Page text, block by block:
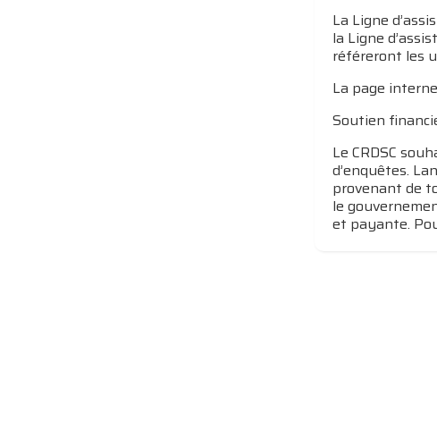
La Ligne
la Ligne
référeront les
La page
Soutien
Le CRDSC
d’enquêtes.
provenant de
le
et payante.